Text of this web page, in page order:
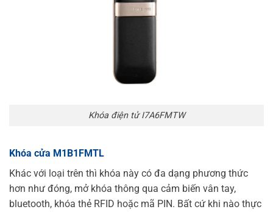
Khóa điện tử I7A6FMTW
Khóa cửa M1B1FMTL
Khác với loại trên thì khóa này có đa dạng phương thức
hơn như đóng, mở khóa thông qua cảm biến vân tay,
bluetooth, khóa thẻ RFID hoặc mã PIN. Bất cứ khi nào thực